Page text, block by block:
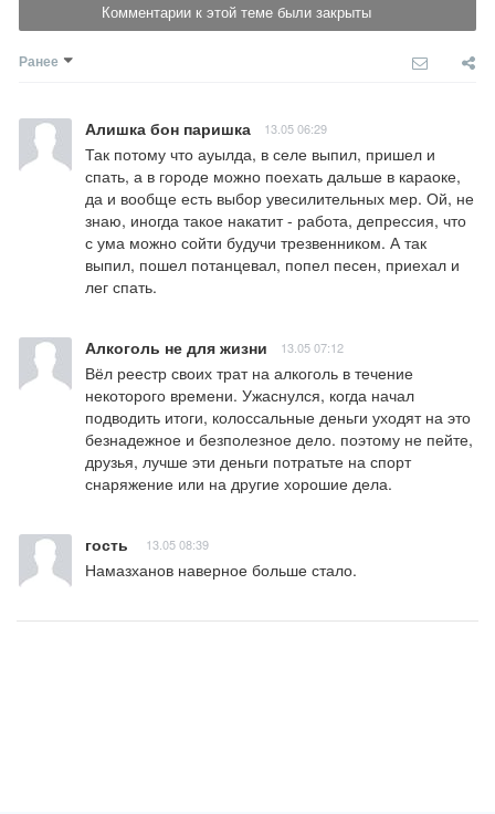
Комментарии к этой теме были закрыты
Ранее
Алишка бон паришка 13.05 06:29
Так потому что ауылда, в селе выпил, пришел и
спать, а в городе можно поехать дальше в караоке,
да и вообще есть выбор увесилительных мер. Ой, не
знаю, иногда такое накатит - работа, депрессия, что
с ума можно сойти будучи трезвенником. А так
выпил, пошел потанцевал, попел песен, приехал и
лег спать.
Алкоголь не для жизни 13.05 07:12
Вёл реестр своих трат на алкоголь в течение
некоторого времени. Ужаснулся, когда начал
подводить итоги, колоссальные деньги уходят на это
безнадежное и безполезное дело. поэтому не пейте,
друзья, лучше эти деньги потратьте на спорт
снаряжение или на другие хорошие дела.
гость 13.05 08:39
Намазханов наверное больше стало.